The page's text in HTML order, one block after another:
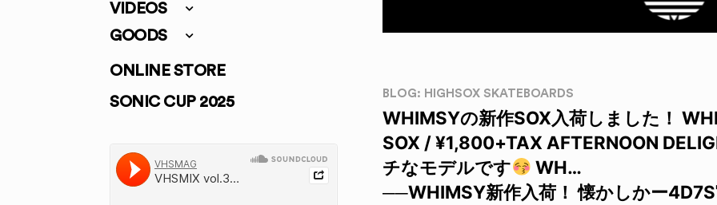
VIDEOS
GOODS
ONLINE STORE
SONIC CUP 2025
BLOG: HIGHSOX SKATEBOARDS
WHIMSYの新作SOX入荷しました！
SOX / ¥1,800+TAX AFTERNOON
チなモデルです
WH…
──WHIMSY新作入荷！ 懐かしかー